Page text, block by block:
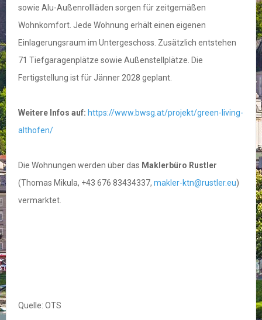
sowie Alu-Außenrollläden sorgen für zeitgemäßen
Wohnkomfort. Jede Wohnung erhält einen eigenen
Einlagerungsraum im Untergeschoss. Zusätzlich entstehen
71 Tiefgaragenplätze sowie Außenstellplätze. Die
Fertigstellung ist für Jänner 2028 geplant.
Weitere Infos auf: https://www.bwsg.at/projekt/green-living-
althofen/
Die Wohnungen werden über das Maklerbüro Rustler
(Thomas Mikula, +43 676 83434337, makler-ktn@rustler.eu)
vermarktet.
Quelle: OTS